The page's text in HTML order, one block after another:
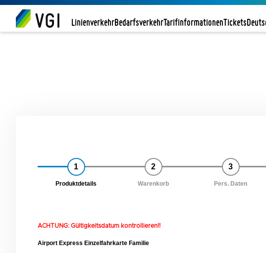
LinienverkehrBedarfsverkehrTarifinformationenTickets
1
Produktdetails
2
Warenkorb
3
Pers. Daten
ACHTUNG: Gültigkeitsdatum kontrollieren!!
Airport Express Einzelfahrkarte Familie